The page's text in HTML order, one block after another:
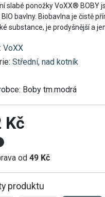
slabé ponožky VoXX® BOBY
bavlny. Biobavlna je čistě
substance, je prodyšnější a
VoXX
Střední, nad kotník
Boby tm.modrá
Kč
od 49 Kč
produktu